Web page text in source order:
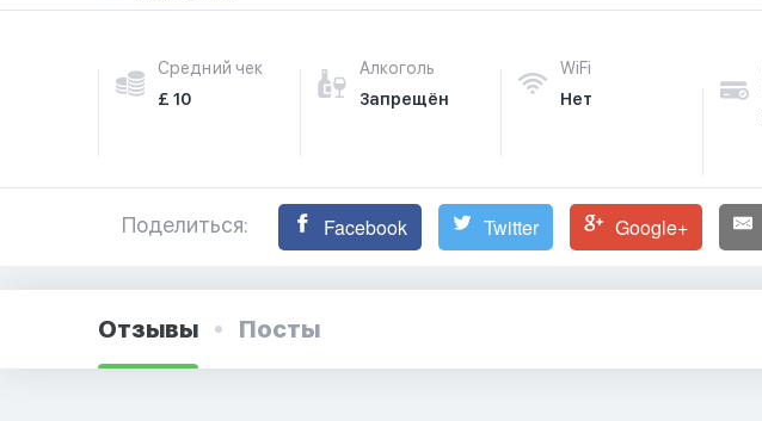
Средний чек
£ 10
Алкоголь
Запрещён
WiFi
Нет
Поделиться: Facebook Twitter Google+
Отзывы Посты